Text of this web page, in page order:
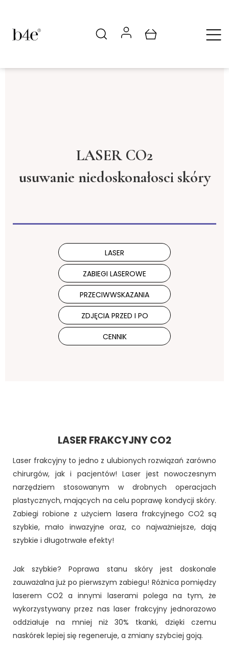
LASER CO2
usuwanie niedoskonałosci skóry
LASER
ZABIEGI LASEROWE
PRZECIWWSKAZANIA
ZDJĘCIA PRZED I PO
CENNIK
LASER FRAKCYJNY CO2
Laser frakcyjny to jedno z ulubionych rozwiązań zarówno
chirurgów, jak i pacjentów! Laser jest nowoczesnym
narzędziem stosowanym w drobnych operacjach
plastycznych, mających na celu poprawę kondycji skóry.
Zabiegi robione z użyciem lasera frakcyjnego CO2 są
szybkie, mało inwazyjne oraz, co najważniejsze, dają
szybkie i długotrwałe efekty!
Jak szybkie? Poprawa stanu skóry jest doskonale
zauważalna już po pierwszym zabiegu! Różnica pomiędzy
laserem CO2 a innymi laserami polega na tym, że
wykorzystywany przez nas laser frakcyjny jednorazowo
oddziałuje na mniej niż 30% tkanki, dzięki czemu
naskórek lepiej się regeneruje, a zmiany szybciej goją.